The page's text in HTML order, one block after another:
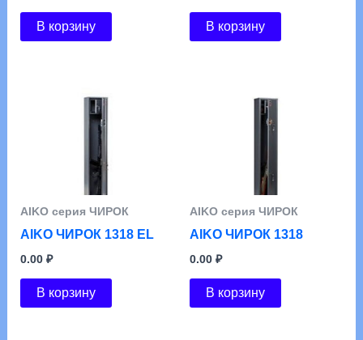
В корзину В корзину
АIKO серия ЧИРОК
AIKO ЧИРОК 1318 EL
0.00 ₽
В корзину
АIKO серия ЧИРОК
AIKO ЧИРОК 1318
0.00 ₽
В корзину